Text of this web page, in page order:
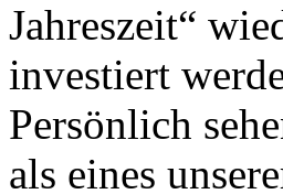
Jahreszeit“
investiert
Persönlich
als eines